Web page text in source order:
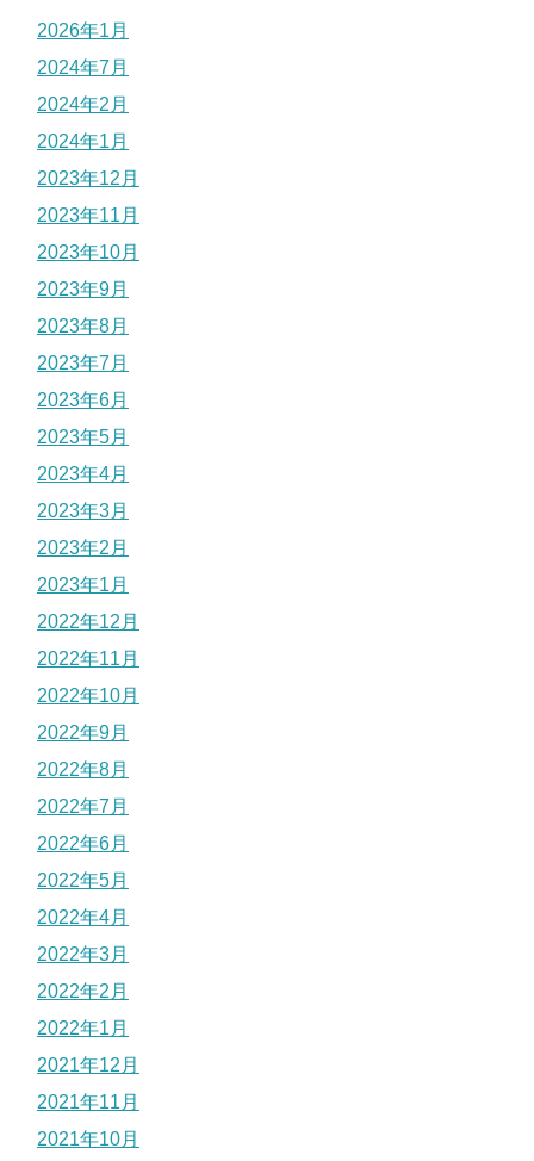
2026年1月
2024年7月
2024年2月
2024年1月
2023年12月
2023年11月
2023年10月
2023年9月
2023年8月
2023年7月
2023年6月
2023年5月
2023年4月
2023年3月
2023年2月
2023年1月
2022年12月
2022年11月
2022年10月
2022年9月
2022年8月
2022年7月
2022年6月
2022年5月
2022年4月
2022年3月
2022年2月
2022年1月
2021年12月
2021年11月
2021年10月